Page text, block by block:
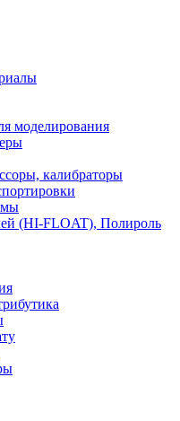
моделирования
калибраторы
(HI-FLOAT), Полироль